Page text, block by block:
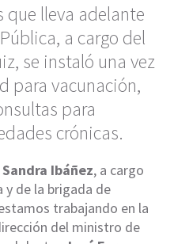
que lleva adelante
a cargo del
se instaló una vez
para vacunación,
para
crónicas.
Sandra Ibáñez, a cargo
de la brigada de
trabajando en la
del ministro de